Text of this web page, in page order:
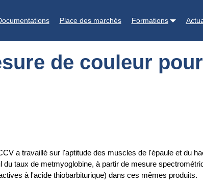
Place des marchés Formations
de couleur
a travaillé sur l'aptitude des muscles de l'épaule et du
taux de metmyoglobine, à partir de mesure
à l'acide thiobarbiturique) dans ces mêmes produits.